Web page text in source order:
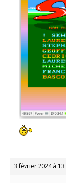
3 février 2024 à 13